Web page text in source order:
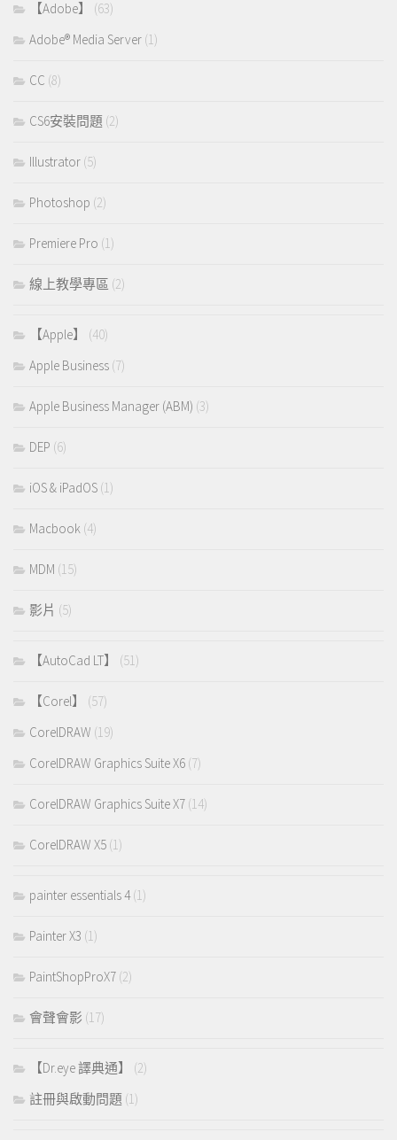
【Adobe】
(63)
Adobe® Media Server (1)
CC (8)
CS6安裝問題 (2)
Illustrator (5)
Photoshop (2)
Premiere Pro (1)
線上教學專區 (2)
【Apple】
(40)
Apple Business (7)
Apple Business Manager (ABM) (3)
DEP (6)
iOS & iPadOS (1)
Macbook (4)
MDM (15)
影片 (5)
【AutoCad LT】 (51)
【Corel】
(57)
CorelDRAW (19)
CorelDRAW Graphics Suite X6 (7)
CorelDRAW Graphics Suite X7 (14)
CorelDRAW X5 (1)
painter essentials 4(1)
Painter X3 (1)
PaintShopProX7 (2)
會聲會影 (17)
【Dr.eye 譯典通】
(2)
註冊與啟動問題 (1)